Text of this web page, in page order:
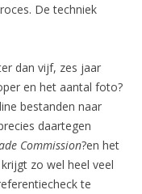
De techniek
dan vijf, zes jaar
en het aantal foto?
bestanden naar
daartegen
Commission?en het
zo wel heel veel
te